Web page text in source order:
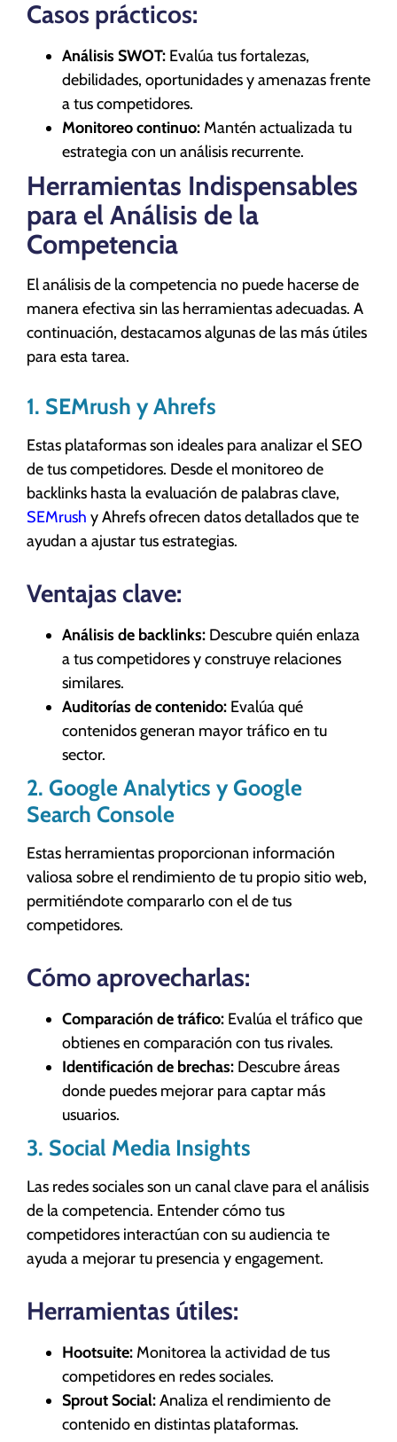
Casos prácticos:
Análisis SWOT: Evalúa tus fortalezas,
debilidades, oportunidades y amenazas frente
a tus competidores.
Monitoreo continuo: Mantén actualizada tu
estrategia con un análisis recurrente.
Herramientas Indispensables
para el Análisis de la
Competencia
El análisis de la competencia no puede hacerse de
manera efectiva sin las herramientas adecuadas. A
continuación, destacamos algunas de las más útiles
para esta tarea.
1. SEMrush y Ahrefs
Estas plataformas son ideales para analizar el SEO
de tus competidores. Desde el monitoreo de
backlinks hasta la evaluación de palabras clave,
SEMrush y Ahrefs ofrecen datos detallados que te
ayudan a ajustar tus estrategias.
Ventajas clave:
Análisis de backlinks: Descubre quién enlaza
a tus competidores y construye relaciones
similares.
Auditorías de contenido: Evalúa qué
contenidos generan mayor tráfico en tu
sector.
2. Google Analytics y Google
Search Console
Estas herramientas proporcionan información
valiosa sobre el rendimiento de tu propio sitio web,
permitiéndote compararlo con el de tus
competidores.
Cómo aprovecharlas:
Comparación de tráfico: Evalúa el tráfico que
obtienes en comparación con tus rivales.
Identificación de brechas: Descubre áreas
donde puedes mejorar para captar más
usuarios.
3. Social Media Insights
Las redes sociales son un canal clave para el análisis
de la competencia. Entender cómo tus
competidores interactúan con su audiencia te
ayuda a mejorar tu presencia y engagement.
Herramientas útiles:
Hootsuite: Monitorea la actividad de tus
competidores en redes sociales.
Sprout Social:Analiza el rendimiento de
contenido en distintas plataformas.